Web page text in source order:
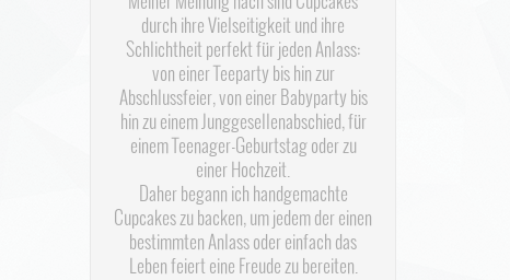
durch ihre Vielseitigkeit und ihre
Schlichtheit perfekt für jeden Anlass:
von einer Teeparty bis hin zur
Abschlussfeier, von einer Babyparty bis
hin zu einem Junggesellenabschied, für
einem Teenager-Geburtstag oder zu
einer Hochzeit.
Daher begann ich handgemachte
Cupcakes zu backen, um jedem der einen
bestimmten Anlass oder einfach das
Leben feiert eine Freude zu bereiten.